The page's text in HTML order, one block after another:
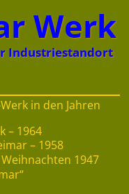
Werk
Industriestandort
in den Jahren
– 1964
– 1958
1947